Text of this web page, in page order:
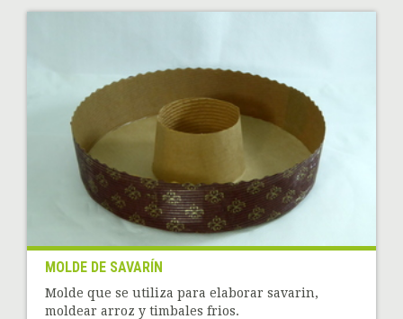
MOLDE DE SAVARÍN
Molde que se utiliza para elaborar savarin,
moldear arroz y timbales frios.